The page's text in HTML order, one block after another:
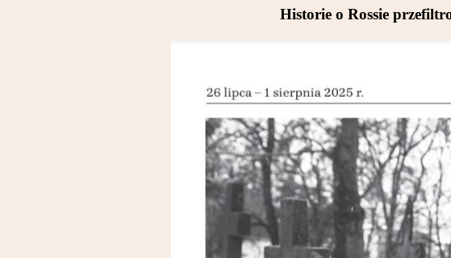
Historie o Rossie